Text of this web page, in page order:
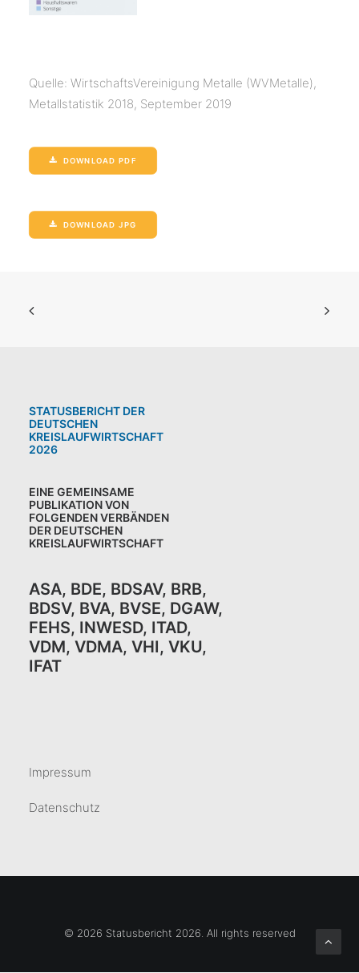
Quelle: WirtschaftsVereinigung Metalle (WVMetalle),
Metallstatistik 2018, September 2019
DOWNLOAD PDF
DOWNLOAD JPG
STATUSBERICHT DER
DEUTSCHEN
KREISLAUFWIRTSCHAFT
2026
EINE GEMEINSAME
PUBLIKATION VON
FOLGENDEN VERBÄNDEN
DER DEUTSCHEN
KREISLAUFWIRTSCHAFT
ASA, BDE, BDSAV, BRB,
BDSV, BVA, BVSE, DGAW,
FEHS, INWESD, ITAD,
VDM, VDMA, VHI, VKU,
IFAT
Impressum
Datenschutz
© 2026 Statusbericht 2026. All rights reserved